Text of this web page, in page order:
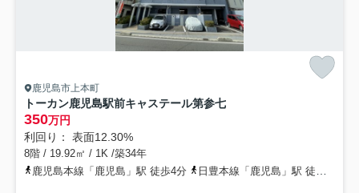
鹿児島市上本町
トーカン鹿児島駅前キャステール第参七
350万円
利回り： 表面12.30%
8階 / 19.92㎡ / 1K /築34年
鹿児島本線「鹿児島」駅 徒歩4分
日豊本線「鹿児島」駅 徒歩4分